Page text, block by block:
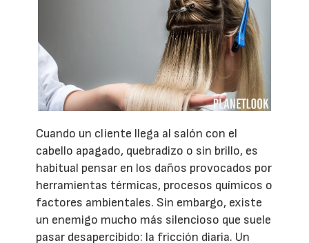
Cuando un cliente llega al salón con el
cabello apagado, quebradizo o sin brillo, es
habitual pensar en los daños provocados por
herramientas térmicas, procesos químicos o
factores ambientales. Sin embargo, existe
un enemigo mucho más silencioso que suele
pasar desapercibido: la fricción diaria. Un